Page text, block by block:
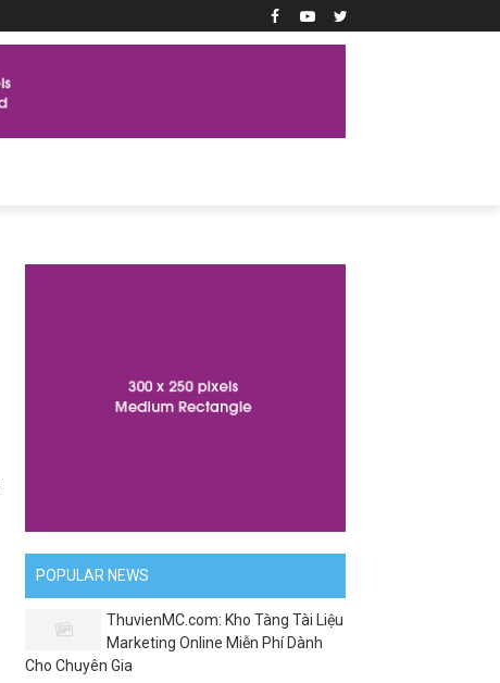
POPULAR NEWS
ThuvienMC.com: Kho Tàng Tài Liệu
Marketing Online Miễn Phí Dành
Cho Chuyên Gia